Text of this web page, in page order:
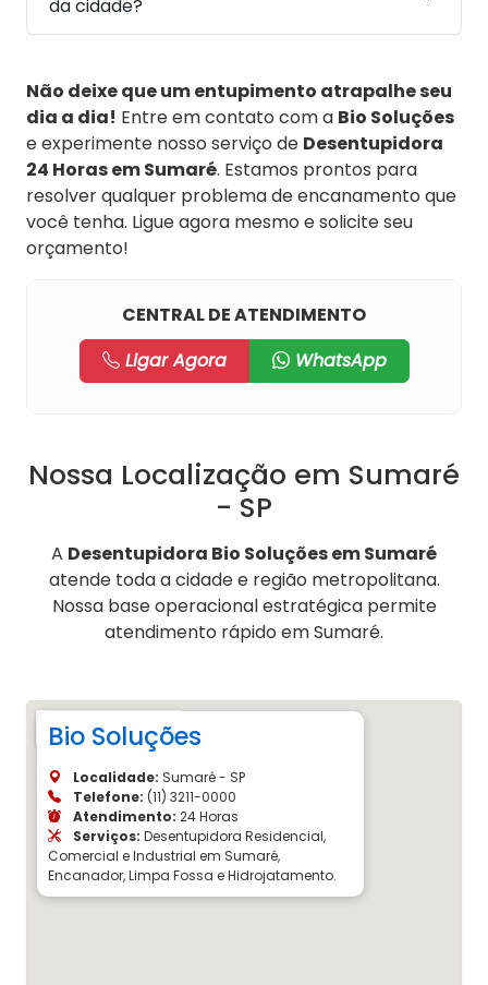
da cidade?
Não deixe que um entupimento atrapalhe seu
dia a dia! Entre em contato com a Bio Soluções
e experimente nosso serviço de Desentupidora
24 Horas em Sumaré. Estamos prontos para
resolver qualquer problema de encanamento que
você tenha. Ligue agora mesmo e solicite seu
orçamento!
CENTRAL DE ATENDIMENTO
Ligar Agora
WhatsApp
Nossa Localização em Sumaré
- SP
A Desentupidora Bio Soluções em Sumaré
atende toda a cidade e região metropolitana.
Nossa base operacional estratégica permite
atendimento rápido em Sumaré.
Bio Soluções
Localidade: Sumaré - SP
Telefone: (11) 3211-0000
Atendimento: 24 Horas
Serviços: Desentupidora Residencial,
Comercial e Industrial em Sumaré,
Encanador, Limpa Fossa e Hidrojatamento.